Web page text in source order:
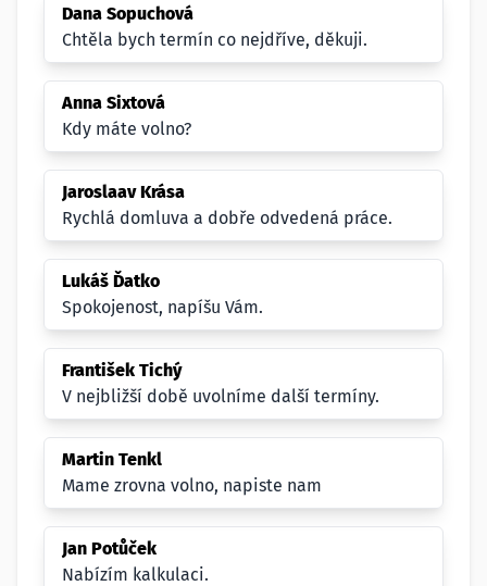
Dana Sopuchová
Chtěla bych termín co nejdříve, děkuji.
Anna Sixtová
Kdy máte volno?
Jaroslaav Krása
Rychlá domluva a dobře odvedená práce.
Lukáš Ďatko
Spokojenost, napíšu Vám.
František Tichý
V nejbližší době uvolníme další termíny.
Martin Tenkl
Mame zrovna volno, napiste nam
Jan Potůček
Nabízím kalkulaci.